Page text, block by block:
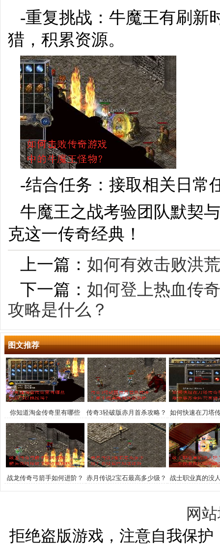
-重复挑战：牛魔王有刷新
猎，积累资源。
-结合任务：接取相关日常
牛魔王之战考验团队默契
克这一传奇经典！
上一篇： 如何有效击败洪
下一篇： 如何登上热血传
攻略是什么？
图文推荐
你知道淘金传奇里有哪些
boss可以挑战吗？
传奇3轻破版赤月首杀攻略？
高手速来围观独家解析
如何快速在刀塔
集齐全阵营
战龙传奇弓箭手如何进阶？
箭矢疾风破敌千里攻略解析
赤月传说2宝石最高多少级？
各级属性加成详解
战士职业真的没
如何打造一个能单
网
拒绝盗版游戏，注意自我保